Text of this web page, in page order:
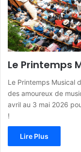
Le Printemps
Le Printemps Musical
des amoureux de
avril au 3 mai 2026
!
Lire Plus